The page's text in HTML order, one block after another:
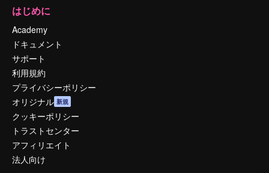
はじめに
Academy
ドキュメント
サポート
利用規約
プライバシーポリシー
オリジナル 新規
クッキーポリシー
トラストセンター
アフィリエイト
法人向け